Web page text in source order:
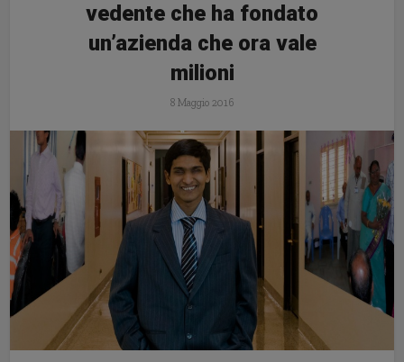
vedente che ha fondato
un’azienda che ora vale
milioni
8 Maggio 2016